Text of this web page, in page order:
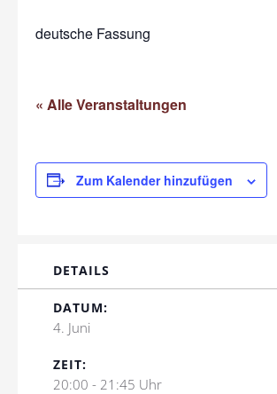
deutsche Fassung
« Alle Veranstaltungen
Zum Kalender hinzufügen
DETAILS
DATUM:
4. Juni
ZEIT:
20:00 - 21:45 Uhr